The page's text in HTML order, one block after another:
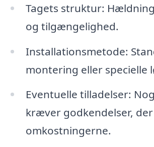
Tagets struktur:
og tilgængelighed.
Installationsmetode:
montering eller specielle
Eventuelle tilladelser:
kræver godkendelser,
omkostningerne.